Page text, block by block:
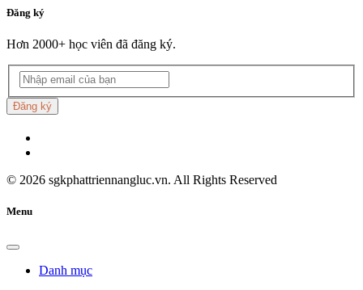
Đăng ký
Hơn 2000+ học viên đã đăng ký.
Đăng ký
© 2026 sgkphattriennangluc.vn. All Rights Reserved
Menu
Danh mục